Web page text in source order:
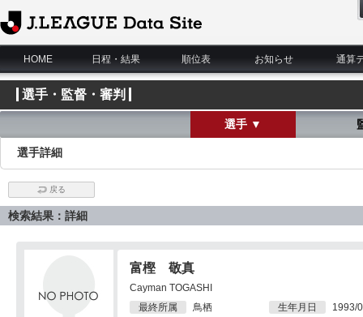
J.League Data Site
HOME
日程・結果 順位表 お知らせ 通算
選手・監督・審判
選手 ▼
選手詳細
戻る
検索結果：詳細
富樫 敬真
Cayman TOGASHI
最終所属
鳥栖
生年月日
1993/